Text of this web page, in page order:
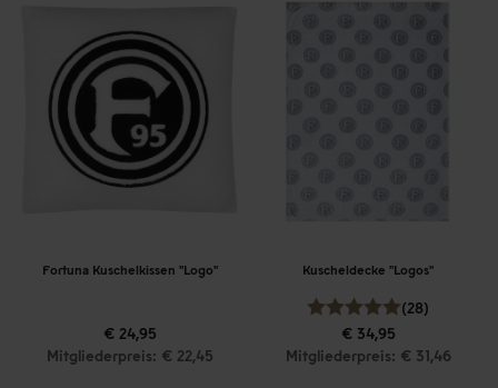
Fortuna Kuschelkissen "Logo"
€ 24,95
Mitgliederpreis: € 22,45
Kuscheldecke "Logos"
(28)
€ 34,95
Mitgliederpreis: € 31,46